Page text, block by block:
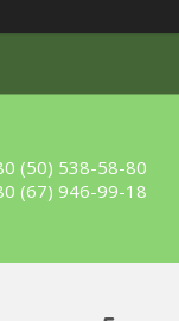
(50) 538-58-80
(67) 946-99-18